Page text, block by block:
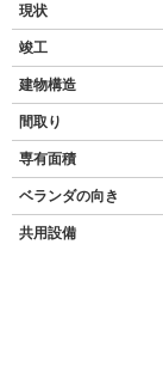
現状
竣工
建物構造
間取り
専有面積
ベランダの向き
共用設備